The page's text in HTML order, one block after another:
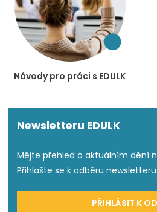
Návody pro práci s EDULK
Newsletteru EDULK
Mějte přehled o aktuálním dění
Přihlašte se k odběru newsletteru.
PŘIHLÁSIT K